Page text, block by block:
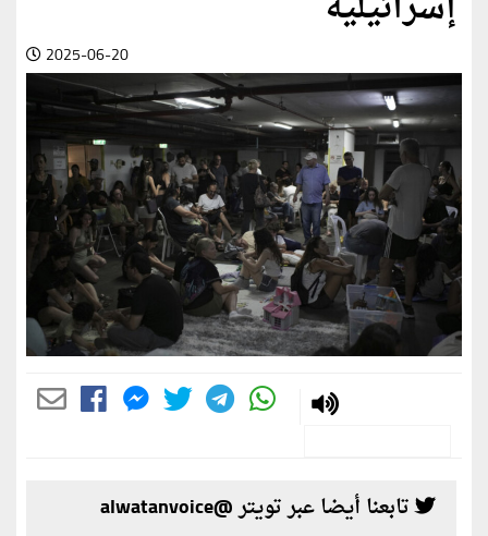
2025-06-20
تابعنا أيضا عبر تويتر @alwatanvoice